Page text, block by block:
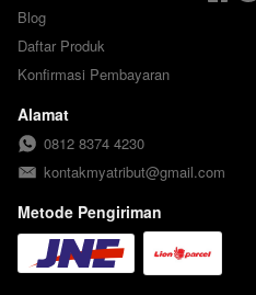
Blog
Daftar Produk
Konfirmasi Pembayaran
Alamat
0812 8374 4230
kontakmyatribut@gmail.com
Metode Pengiriman